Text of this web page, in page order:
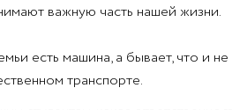
важную часть нашей жизни.
есть машина, а бывает, что и
транспорте.